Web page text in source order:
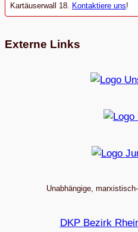
Kartäuserwall 18. Kontaktiere uns!
Externe Links
Unabhängige,
DKP Bezirk